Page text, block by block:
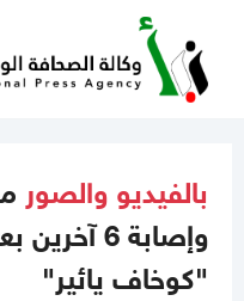
بالفيديو والصور
وإصابة 6
"كوخاف يائير"